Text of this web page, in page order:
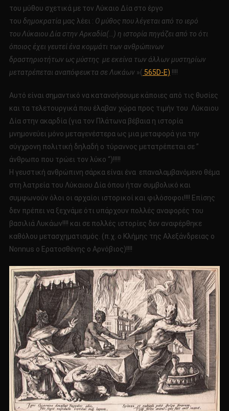
του μύθου σχετικά με τον Λύκαιο Δία στο έργο
του δημοκρατία μας λέει : Ο μύθος που λέγεται από το ιερό
του Λύκαιου Δία στην Αρκαδία(…) η ιστορία πηγάζει από το ότι
όποιος έχει γευτεί ένα κομμάτι των ανθρώπινων
δραστηριοτήτων ως μύστης με εκείνα των άλλων μυστηρίων
μετατρέπεται αναπόφευκτα σε Λυκάων»( 565D-E) !!!!
Αυτό είναι σημαντικό να κατανοήσουμε κάποιες από τις θυσίες
και τα τελετουργικά που έλαβαν χώρα προς τιμήν του Λύκαιου
Δία στην ακαρδία (για τον Πλάτωνα βέβαια η ιστορία
μνημονεύει μόνο μεταγενέστερα ως μια μεταφορά για την
σύγχρονη πολιτική δηλαδή ο τύραννος μετατρέπεται σε ”
άνθρωπο που τρώει τον λύκο “)!!!!!
Η γευστική ανθρώπινη σάρκα είναι ένα επαναλαμβανόμενο θέμα
στη λατρεία του Λύκαιου Δία όπου ήταν συμβολικό και
συμφωνούν όλοι οι αρχαίοι ιστορικοί και φιλόσοφοι!!!! Επίσης
δεν πρέπει να ξεχνάμε ότι υπάρχουν πολλές αναφορές του
βασιλιά Λυκάων!!!! και σε πολλές ιστορίες δεν αναφέρθηκε
καθόλου μετασχηματισμός. (π.χ. ο Κλήμης της Αλεξάνδρειας ο
Nonnus ο Ερατοσθένης ο Αρνόβιος)!!!!